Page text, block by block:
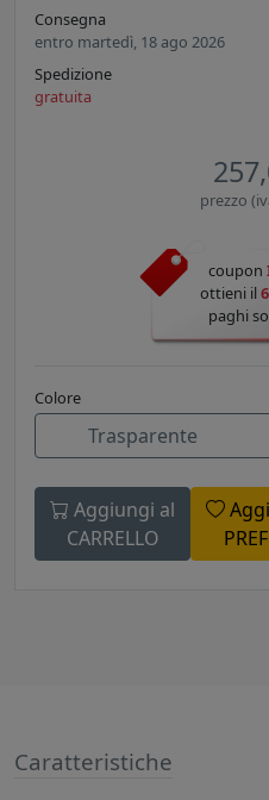
Consegna
entro martedì, 18 ago 2026
Spedizione
gratuita
prezzo
coupon
ottieni il
paghi
Colore
Trasparente
Aggiungi al
CARRELLO
Caratteristiche